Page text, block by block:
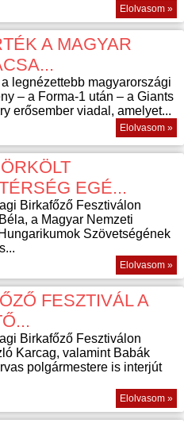
Elolvasom »
A MAGYAR
legnézettebb magyarországi
– a Forma-1 után – a Giants
erősember viadal, amelyet...
Elolvasom »
EGÉ...
Birkafőző Fesztiválon
a Magyar Nemzeti
Szövetségének
Elolvasom »
FESZTIVÁL A
Birkafőző Fesztiválon
Karcag, valamint Babák
polgármestere is interjút
Elolvasom »